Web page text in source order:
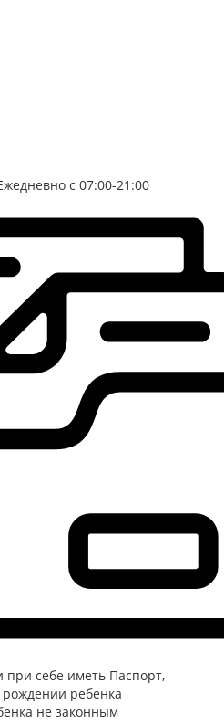
с 07:00-21:00
себе иметь Паспорт,
ребенка
не законным